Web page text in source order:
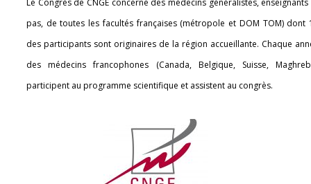
Le Congrès de CNGE concerne des médecins généralistes,
pas, de toutes les facultés françaises (métropole et DOM TOM) dont
des participants sont originaires de la région accueillante. Chaque
des médecins francophones (Canada, Belgique, Suisse,
participent au programme scientifique et assistent au congrès.